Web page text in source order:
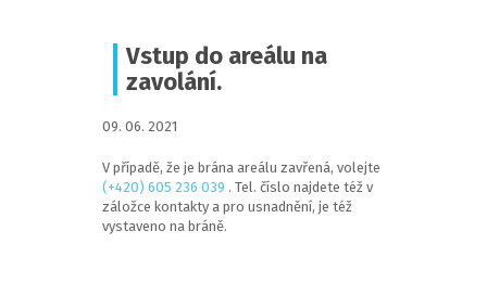
Vstup do areálu na
zavolání.
09. 06. 2021
V případě, že je brána areálu zavřená, volejte
(+420) 605 236 039 . Tel. číslo najdete též v
záložce kontakty a pro usnadnění, je též
vystaveno na bráně.